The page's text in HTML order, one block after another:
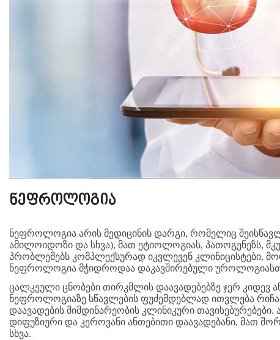
ნეფროლოგია
ნეფროლოგია არის მედიცინის დარგი, რომელიც
ამილოიდოზი და სხვა), მათ ეტიოლოგიას, პათოგენეზს,
პრობლემებს კომპლექსურად იკვლევენ
ნეფროლოგია მჭიდროდაა დაკავშირებული
ცალკეული ცნობები თირკმლის დაავადებებზე ჯერ კიდევ
ნეფროლოგიაზე სწავლების ფუძემდებლად ითვლება
დაავადების მიმდინარეობის კლინიკური
დიფუზიური და კეროვანი ანთებითი დაავადებანი, მათ
სხვა.